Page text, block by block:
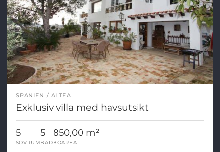
SPANIEN ALTEA
Exklusiv villa med havsutsikt
5
SOVRUM
5
BAD
850,00 m²
BOAREA